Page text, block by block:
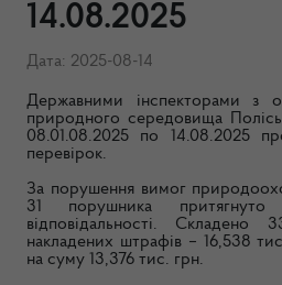
14.08.2025
Дата: 2025-08-14
Державними інспекторами з
природного середовища
08.01.08.2025 по 14.08.2025
перевірок.
За порушення вимог
31 порушника притягнуто
відповідальності.
накладених штрафів – 16,538
на суму 13,376 тис. грн.